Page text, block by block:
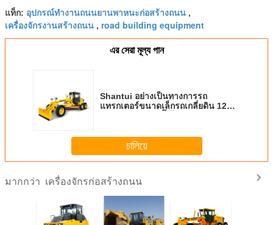
แท็ก: อุปกรณ์ทำงานถนนยานพาหนะก่อสร้างถนน ,
เครื่องจักรงานสร้างถนน , road building equipment
এর সেরা মূল্য পান
Shantui อย่างเป็นทางการรถ
แทรกเตอร์ขนาดเล็กรถเกลี่ยดิน 12
চালিয়ে
มากกว่า เครื่องจักรก่อสร้างถนน